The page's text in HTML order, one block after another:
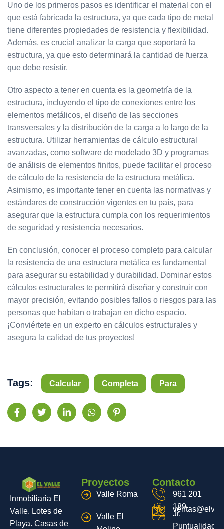
Uno de los primeros pasos es identificar el material con el
que está fabricada la estructura, ya que cada tipo de metal
tiene diferentes propiedades de resistencia y flexibilidad.
Además, es crucial analizar la carga que soportará la
estructura, ya que esto determinará la cantidad de fuerza
que debe resistir.
Otro aspecto a tener en cuenta es la geometría de la
estructura, incluyendo el tipo de conexiones entre los
elementos metálicos, el diseño de las secciones
transversales y la distribución de la carga a lo largo de la
estructura. Utilizar herramientas de cálculo estructural
avanzadas, como software de modelado 3D y programas
de análisis de elementos finitos, puede facilitar el proceso
de cálculo de la resistencia de la estructura metálica.
Asimismo, es importante tener en cuenta las normativas y
estándares de construcción vigentes en tu país, para
asegurar que la estructura cumpla con los requerimientos
de seguridad y resistencia necesarios.
En conclusión, conocer el proceso completo para calcular
la resistencia de una estructura metálica es fundamental
para asegurar su estabilidad y durabilidad. Dominar estos
cálculos estructurales te permitirá diseñar y construir con
mayor precisión, evitando posibles fallos o riesgos para las
personas que habitan o trabajan en dicho espacio.
¡Conviértete en un experto en cálculos estructurales y
asegura la calidad de tus proyectos!
Tags: Calcular Completa Para
Inmobiliaria El
Valle. Lotes de
Playa. Casas de
Proyectos
Valle Roma
Valle El
Contacto
961 201
189
Jr.
Puntualidad